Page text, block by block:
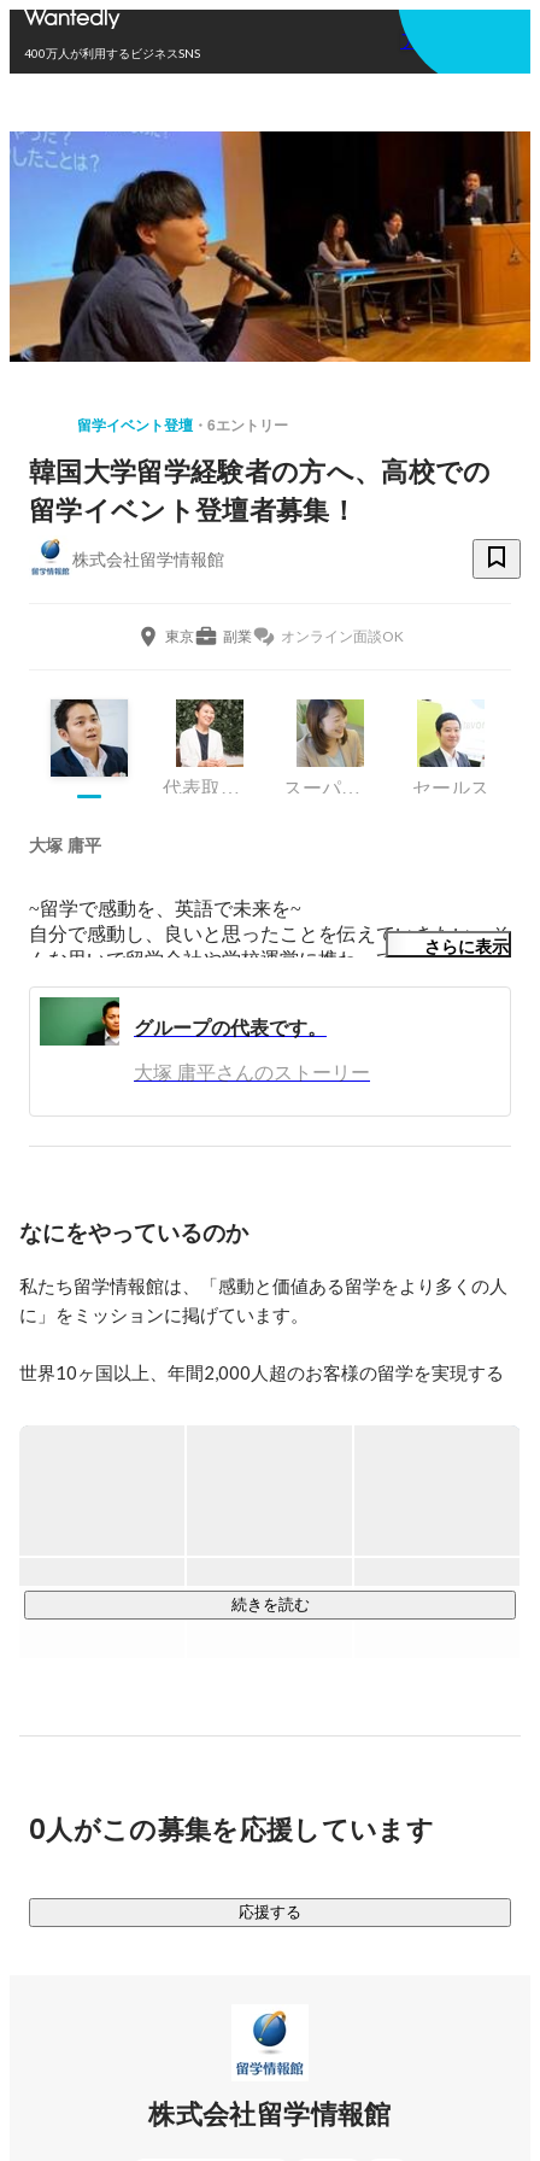
400万人が利用するビジネスSNS
アプリを使う
留学イベント登壇 6エントリー
韓国大学留学経験者の方へ、高校での
留学イベント登壇者募集！
株式会社留学情報館
東京 副業 オンライン面談OK
代表取締役 スーパーバイザー、留学カウンセラー セールス
大塚 庸平
~留学で感動を、英語で未来を~
自分で感動し、良いと思ったことを伝えていきたい。そ
んな思いで留学会社や学校運営に携わっています。
＜こんな会社です＞
⁻力がつく会社
⁻任せられる会社
⁻海外にいくチャンスがある会社
⁻設立以来、増収を続ける会社
＜こんな人と一緒に働きたい＞
テクノロジーの進化スピードが速くなればなるほど、ビ
は１事業に経営資源を投下するのではなく、複数のビジ
ネスを展開するポートフォリオ経営を目指しています。
よって、求める人材は「事業を担える人」
さらに表示
グループの代表です。
大塚 庸平さんのストーリー
なにをやっているのか
私たち留学情報館は、「感動と価値ある留学をより多くの人
に」をミッションに掲げています。
世界10ヶ国以上、年間2,000人超のお客様の留学を実現する
現在は、以下のグループ会社があります。
・イングリッシュイノベーションズ
・留学情報館ロサンゼルス支社
このように、日本、セブ島での英語・プログラミング・親子
向けの学校事業やキャリア支援、WEBメディア運営、教育ベ
ンチャーとしても多事業展開を行っています。
【中長期ビジョン】
続きを読む
0人がこの募集を応援しています
応援する
株式会社留学情報館